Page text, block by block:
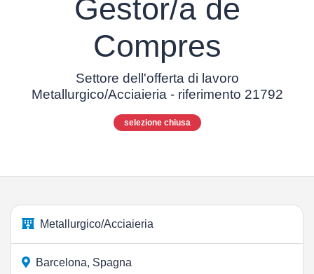
Gestor/a de
Compres
Settore dell'offerta di lavoro
Metallurgico/Acciaieria - riferimento 21792
selezione chiusa
Metallurgico/Acciaieria
Barcelona, Spagna